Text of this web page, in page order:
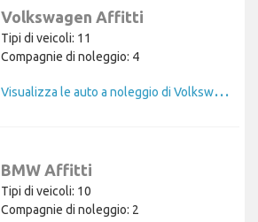
Volkswagen Affitti
Tipi di veicoli: 11
Compagnie di noleggio: 4
V
isualizza le auto a noleggio di Volkswagen
BMW Affitti
Tipi di veicoli: 10
Compagnie di noleggio: 2